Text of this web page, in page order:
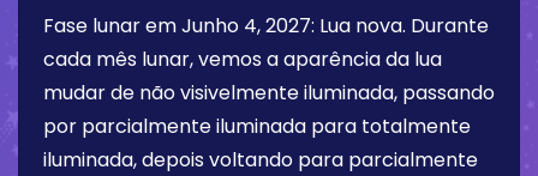
Fase lunar emJunho 4, 2027: Lua nova. Durante
cada mês lunar, vemos a aparência da lua
mudar de não visivelmente iluminada, passando
por parcialmente iluminada para totalmente
iluminada, depois voltando para parcialmente